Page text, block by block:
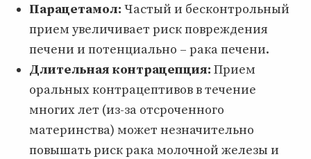
Парацетамол: Частый и бесконтрольный
прием увеличивает риск повреждения
печени и потенциально – рака печени.
Длительная контрацепция: Прием
оральных контрацептивов в течение
многих лет (из-за отсроченного
материнства) может незначительно
повышать риск рака молочной железы и